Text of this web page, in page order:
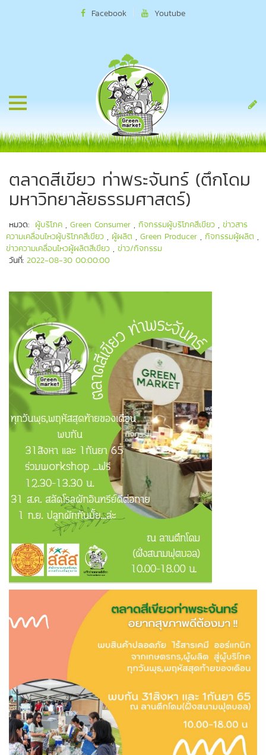
Facebook Youtube
ตลาดสีเขียว ท่าพระจันทร์ (ตึกโดม
มหาวิทยาลัยธรรมศาสตร์)
หมวด: ผู้บริโภค , Green Consumer , กิจกรรมผู้บริโภคสีเขียว , ข่าวสาร
ความเคลื่อนไหวผู้บริโภคสีเขียว , ผู้ผลิต , Green Producer , กิจกรรมผู้ผลิต ,
ข่าวความเคลื่อนไหวผู้ผลิตสีเขียว , ข่าว/กิจกรรม
วันที่: 2022-08-30 00:00:00